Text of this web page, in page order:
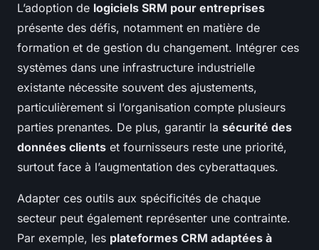
L’adoption de logiciels SRM pour entreprises
présente des défis, notamment en matière de
formation et de gestion du changement. Intégrer ces
systèmes dans une infrastructure industrielle
existante nécessite souvent des ajustements,
particulièrement si l’organisation compte plusieurs
parties prenantes. De plus, garantir la sécurité des
données clients et fournisseurs reste une priorité,
surtout face à l’augmentation des cyberattaques.
Adapter ces outils aux spécificités de chaque
secteur peut également représenter une contrainte.
Par exemple, les plateformes CRM adaptées à